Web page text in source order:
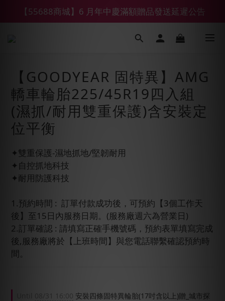
【鑽石熊/金熊新客首購限定】優惠搭車金
【55688商城】6 月年中慶滿額贈品發送延遲公告
【鑽石熊/金熊新客首購限定】優惠搭車金
【GOODYEAR 固特異】AMG
轎車輪胎225/45R19四入組
(濕抓/耐用雙重保護)含安裝定
位平衡
✦雙重保護-濕地抓地/堅韌耐用
✦自控抓地科技
✦耐用防護科技
1.預約時間 :  訂單付款成功後，可預約【3個工作天
後】至15日內服務日期。(服務廠週六為營業日)
2.訂單確認 : 請填寫正確手機號碼，預約表單填寫完成
後,服務廠將於【上班時間】與您電話聯繫確認預約時
間。
08/31 16:00 安裝四條固特異輪胎(17吋含以上)贈_城市探